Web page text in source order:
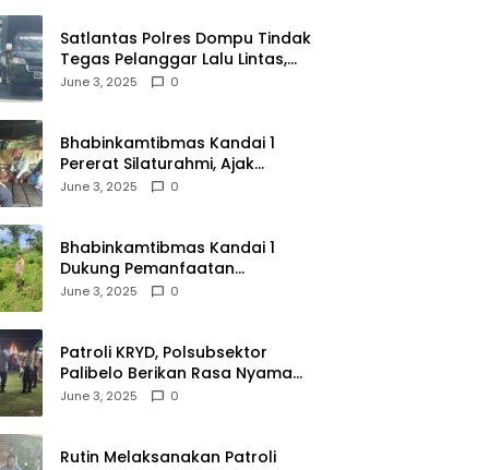
Satlantas Polres Dompu Tindak
Tegas Pelanggar Lalu Lintas,
Mobil Bodong, dan Kendaraan
June 3, 2025 0
Bhabinkamtibmas Kandai 1
Pererat Silaturahmi, Ajak
Warga Jaga Keamanan
June 3, 2025 0
Bhabinkamtibmas Kandai 1
Dukung Pemanfaatan
Pekarangan untuk Ketahanan
June 3, 2025 0
Patroli KRYD, Polsubsektor
Palibelo Berikan Rasa Nyaman
Bagi Masyarakat dan
June 3, 2025 0
Rutin Melaksanakan Patroli